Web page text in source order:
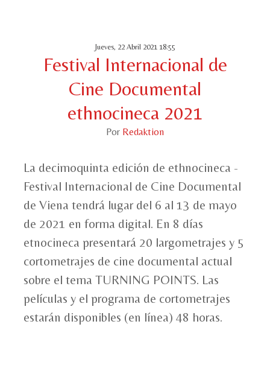
Jueves, 22 Abril 2021 18:55
Festival Internacional de
Cine Documental
ethnocineca 2021
Por Redaktion
La decimoquinta edición de ethnocineca -
Festival Internacional de Cine Documental
de Viena tendrá lugar del 6 al 13 de mayo
de 2021 en forma digital. En 8 días
etnocineca presentará 20 largometrajes y 5
cortometrajes de cine documental actual
sobre el tema TURNING POINTS. Las
películas y el programa de cortometrajes
estarán disponibles (en línea) 48 horas.